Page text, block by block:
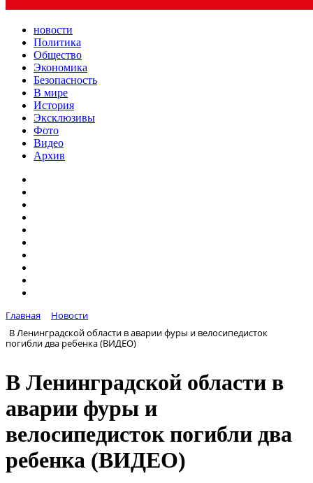
новости
Политика
Общество
Экономика
Безопасность
В мире
История
Эксклюзивы
Фото
Видео
Архив
Главная
Новости
В Ленинградской области в аварии фуры и велосипедисток
погибли два ребенка (ВИДЕО)
В Ленинградской области в
аварии фуры и
велосипедисток погибли два
ребенка (ВИДЕО)